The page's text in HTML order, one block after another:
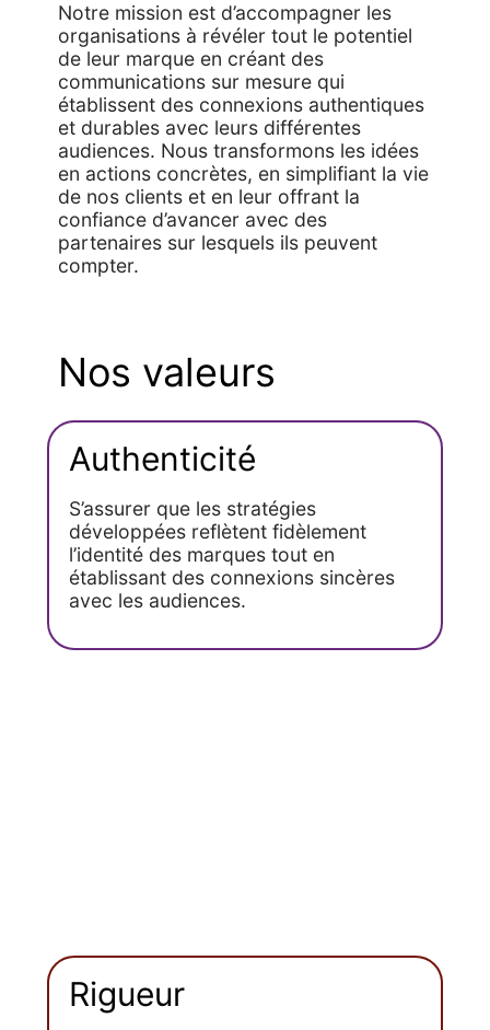
Notre mission est d’accompagner les
organisations à révéler tout le potentiel
de leur marque en créant des
communications sur mesure qui
établissent des connexions authentiques
et durables avec leurs différentes
audiences. Nous transformons les idées
en actions concrètes, en simplifiant la vie
de nos clients et en leur offrant la
confiance d’avancer avec des
partenaires sur lesquels ils peuvent
compter.
Nos valeurs​
Authenticité​
S’assurer que les stratégies
développées reflètent fidèlement
l’identité des marques tout en
établissant des connexions sincères
avec les audiences.
Rigueur​